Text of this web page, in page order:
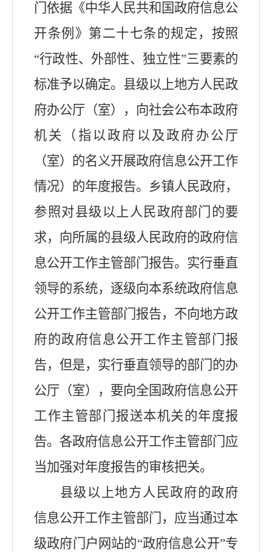
门依据《中华人民共和国政府信息公
开条例》第二十七条的规定，按照
“行政性、外部性、独立性”三要素的
标准予以确定。县级以上地方人民政
府办公厅（室），向社会公布本政府
机关（指以政府以及政府办公厅
（室）的名义开展政府信息公开工作
情况）的年度报告。乡镇人民政府，
参照对县级以上人民政府部门的要
求，向所属的县级人民政府的政府信
息公开工作主管部门报告。实行垂直
领导的系统，逐级向本系统政府信息
公开工作主管部门报告，不向地方政
府的政府信息公开工作主管部门报
告，但是，实行垂直领导的部门的办
公厅（室），要向全国政府信息公开
工作主管部门报送本机关的年度报
告。各政府信息公开工作主管部门应
当加强对年度报告的审核把关。
县级以上地方人民政府的政府
信息公开工作主管部门，应当通过本
级政府门户网站的“政府信息公开”专